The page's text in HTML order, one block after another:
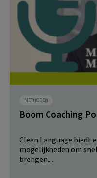
METHODEN
Boom Coaching
Clean Language biedt
mogelijkheden om
brengen....